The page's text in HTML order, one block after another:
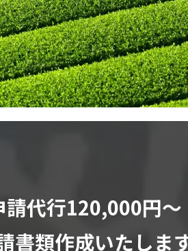
請代行120,000円〜
書類作成いたしま